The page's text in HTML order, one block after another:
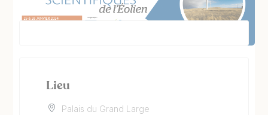
Lieu
Palais du Grand Large